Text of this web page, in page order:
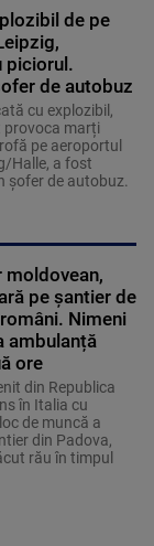
de pe
piciorul.
de autobuz
cu explozibil,
provoca marți
pe aeroportul
Halle, a fost
șofer de autobuz.
moldovean,
pe șantier de
Nimeni
ambulanță
ore
din Republica
în Italia cu
de muncă a
din Padova,
rău în timpul